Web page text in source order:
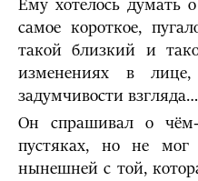
Ему хотелось думать
самое короткое,
такой близкий и
изменениях в
задумчивости взгляда…
Он спрашивал о чём-
пустяках, но не мог
нынешней с той,